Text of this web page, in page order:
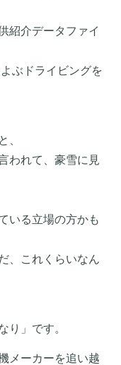
紹介データファイ
ぶドライビングを
、
われて、豪雪に見
いる立場の方かも
、これくらいなん
り」です。
メーカーを追い越